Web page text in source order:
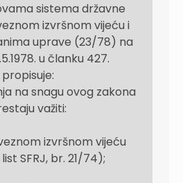
sistema državne
izvršnom vijeću i
uprave (23/78) na
u članku 427.
propisuje:
na snagu ovog zakona
važiti:
izvršnom vijeću
SFRJ, br. 21/74);